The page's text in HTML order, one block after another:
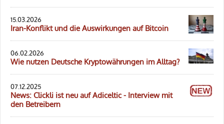
15.03.2026
Iran-Konflikt und die Auswirkungen auf Bitcoin
06.02.2026
Wie nutzen Deutsche Kryptowährungen im Alltag?
07.12.2025
News: Clickli ist neu auf Adiceltic - Interview mit
den Betreibern